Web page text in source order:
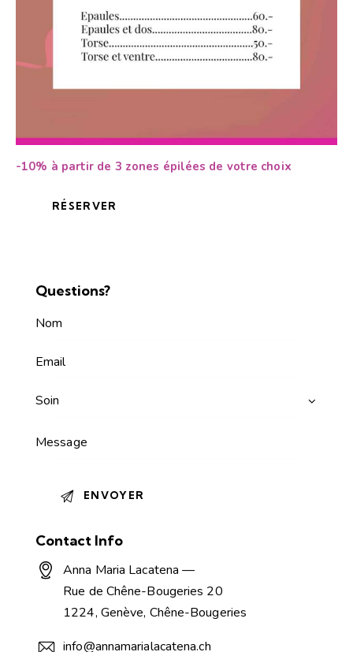
-10% à partir de 3 zones épilées de votre choix
RÉSERVER
Questions?
l
t
e
a
Contact Info
Anna Maria Lacatena —
Rue de Chêne-Bougeries 20
1224, Genève, Chêne-Bougeries
info@annamarialacatena.ch